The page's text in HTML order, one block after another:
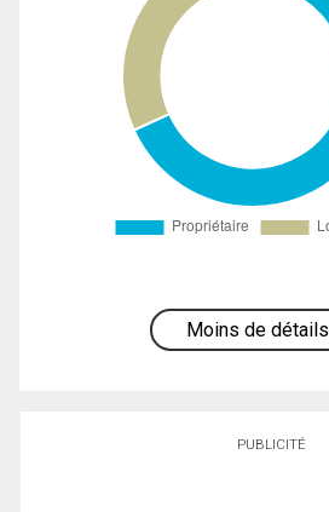
Moins de détails
PUBLICITÉ